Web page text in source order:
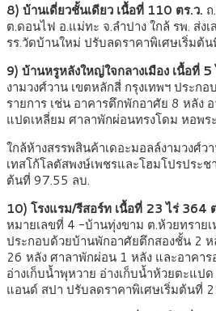
8) บ้านเดี่ยวชั้นเดียว เนื้อที่ 110 ตร.ว.
ต.ดอนไฟ อ.แม่ทะ จ.ลำปาง ใกล้ รพ. ส่ง
รร.วัดบ้านใหม่ ปรับลดราคาพิเศษเริ่มต้
9) บ้านหรูหลังใหญ่ใจกลางเมือง เนื้อที่
งามวงศ์วาน เขตหลักสี่ กรุงเทพฯ ประก
รายการ เช่น อาคารตึกพักอาศัย 8 หลัง
แปดเหลี่ยม ศาลาพักผ่อนทรงโดม หอพร
ใกล้ห้างสรรพสินค้าเดอะมอลล์งามวงศ์ว
เทสโก้โลตัสพงษ์เพชรและโฮมโปรประ
ต้นที่ 97.55 ลบ.
10) โรงแรม/รีสอร์ท เนื้อที่ 23 ไร่ 364
หมายเลขที่ 4 -บ้านทุ่งขาม ต.ห้วยทรายเ
ประกอบด้วยบ้านพักอาศัยตึกสองชั้น 2
26 หลัง ศาลาพักผ่อน 1 หลัง และอาคาร
อ่างเก็บน้ำพุหวาย อ่างเก็บน้ำห้วยตะแป
แอนด์ สปา ปรับลดราคาพิเศษเริ่มต้นที่